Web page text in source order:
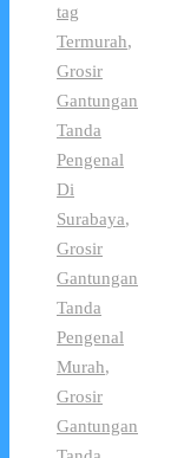
tag
Termurah,
Grosir
Gantungan
Tanda
Pengenal
Di
Surabaya,
Grosir
Gantungan
Tanda
Pengenal
Murah,
Grosir
Gantungan